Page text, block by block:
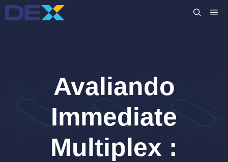
Pular
para
Avaliando
Immediate
Multiplex :